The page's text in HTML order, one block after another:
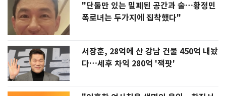
"단둘만 있는 밀폐된 공간과 술…황정민
폭로녀는 두가지에 집착했다"
서장훈, 28억에 산 강남 건물 450억 내놨
다…세후 차익 280억 '잭팟'